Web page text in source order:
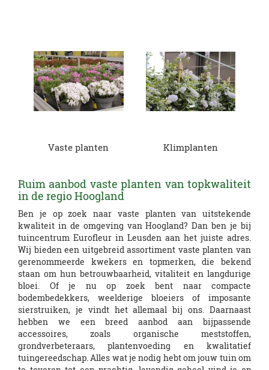
Vaste planten Klimplanten
Ruim aanbod vaste planten van topkwaliteit
in de regio Hoogland
Ben je op zoek naar vaste planten van uitstekende
kwaliteit in de omgeving van Hoogland? Dan ben je bij
tuincentrum Eurofleur in Leusden aan het juiste adres.
Wij bieden een uitgebreid assortiment vaste planten van
gerenommeerde kwekers en topmerken, die bekend
staan om hun betrouwbaarheid, vitaliteit en langdurige
bloei. Of je nu op zoek bent naar compacte
bodembedekkers, weelderige bloeiers of imposante
sierstruiken, je vindt het allemaal bij ons. Daarnaast
hebben we een breed aanbod aan bijpassende
accessoires, zoals organische meststoffen,
grondverbeteraars, plantenvoeding en kwalitatief
tuingereedschap. Alles wat je nodig hebt om jouw tuin om